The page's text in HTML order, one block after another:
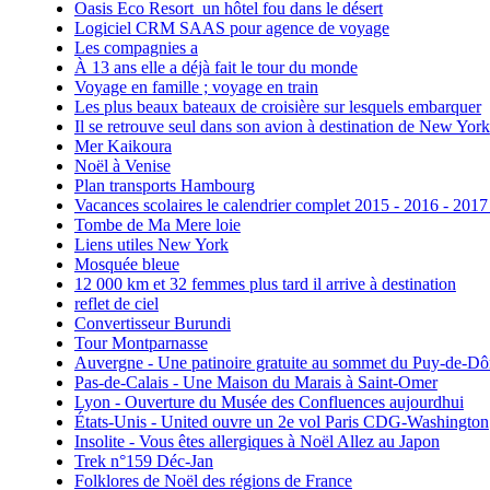
Oasis Eco Resort un hôtel fou dans le désert
Logiciel CRM SAAS pour agence de voyage
Les compagnies a
À 13 ans elle a déjà fait le tour du monde
Voyage en famille ; voyage en train
Les plus beaux bateaux de croisière sur lesquels embarquer
Il se retrouve seul dans son avion à destination de New York
Mer Kaikoura
Noël à Venise
Plan transports Hambourg
Vacances scolaires le calendrier complet 2015 - 2016 -
Tombe de Ma Mere loie
Liens utiles New York
Mosquée bleue
12 000 km et 32 femmes plus tard il arrive à destination
reflet de ciel
Convertisseur Burundi
Tour Montparnasse
Auvergne - Une patinoire gratuite au sommet du Puy-de-
Pas-de-Calais - Une Maison du Marais à Saint-Omer
Lyon - Ouverture du Musée des Confluences aujourdhui
États-Unis - United ouvre un 2e vol Paris CDG-Washington
Insolite - Vous êtes allergiques à Noël Allez au Japon
Trek n°159 Déc-Jan
Folklores de Noël des régions de France